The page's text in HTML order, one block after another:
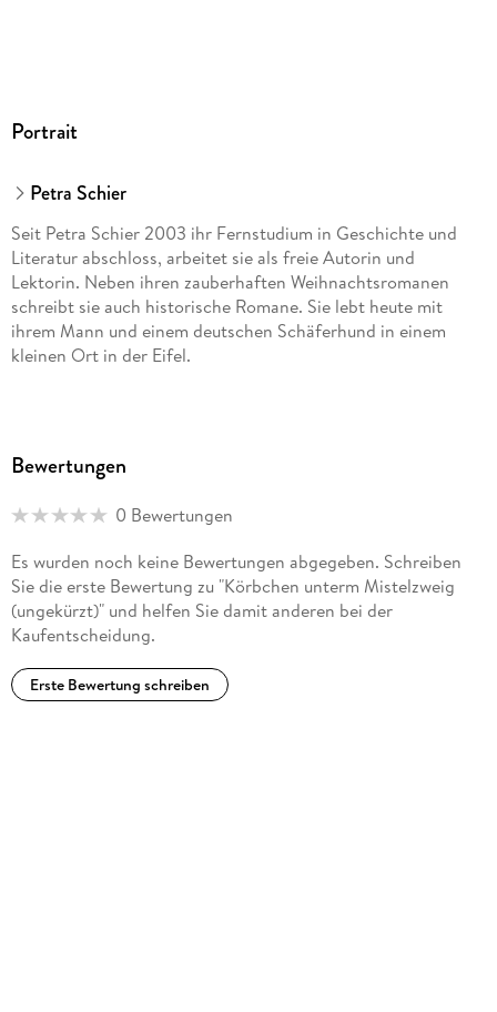
Portrait
Petra Schier
Seit Petra Schier 2003 ihr Fernstudium in Geschichte und
Literatur abschloss, arbeitet sie als freie Autorin und
Lektorin. Neben ihren zauberhaften Weihnachtsromanen
schreibt sie auch historische Romane. Sie lebt heute mit
ihrem Mann und einem deutschen Schäferhund in einem
kleinen Ort in der Eifel.
Bewertungen
0 Bewertungen
Es wurden noch keine Bewertungen abgegeben. Schreiben
Sie die erste Bewertung zu "Körbchen unterm Mistelzweig
(ungekürzt)" und helfen Sie damit anderen bei der
Kaufentscheidung.
Erste Bewertung schreiben